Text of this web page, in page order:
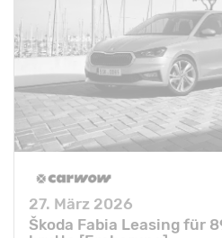
27. März 2026
Škoda Fabia Leasing für